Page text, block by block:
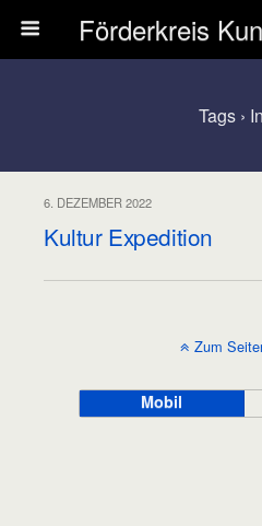
Tags ›
6. DEZEMBER 2022
Kultur Expedition
Zum
Mobil